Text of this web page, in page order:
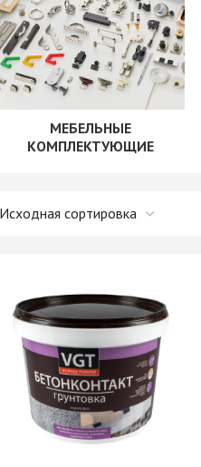
СОЮЗ // ВСЕ ИЗДЕЛИЯ
ХДФ
+ еще 4 категории
Ручки мебельные
Профиль GOLA (Opes)
Ручки мебельные AMIX
KERRON
Ручки мебельные Китай
Трубные системы
ТРУБА 30 х 15 мм И
КОМПЛЕКТУЮЩИЕ
ТРУБА D=16мм (Рейлинг
МЕБЕЛЬНЫЕ
КОМПЛЕКТУЮЩИЕ